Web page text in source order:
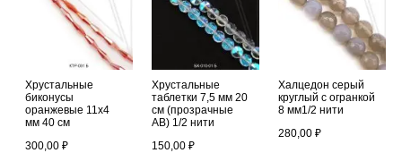
Хрустальные
биконусы
оранжевые 11х4
мм 40 см
300,00 ₽
Хрустальные
таблетки 7,5 мм 20
см (прозрачные
АВ) 1/2 нити
150,00 ₽
Халцедон серый
круглый с огранкой
8 мм1/2 нити
280,00 ₽